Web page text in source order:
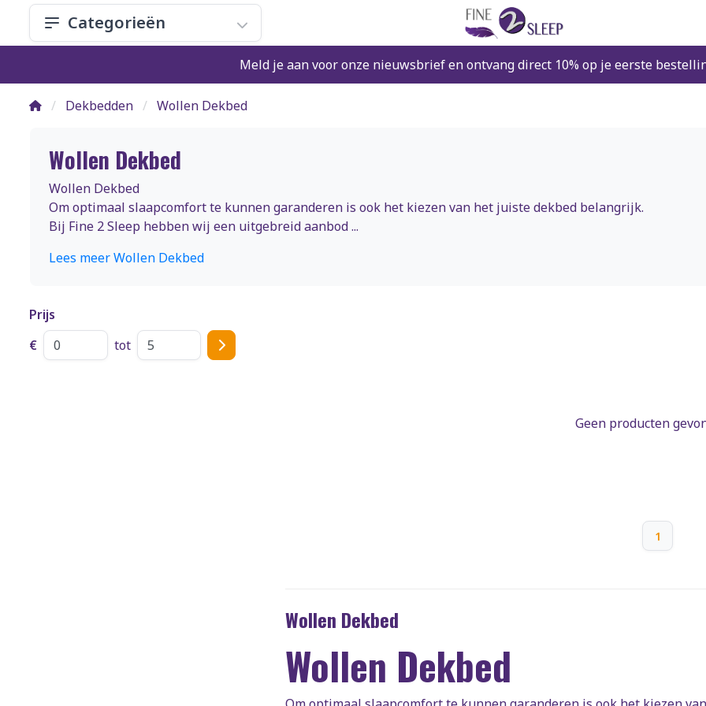
Categorieën
Meld je aan voor onze nieuwsbrief en ontvang direct 10% op je eerste
Dekbedden Wollen Dekbed
Wollen Dekbed
Wollen Dekbed
Om optimaal slaapcomfort te kunnen garanderen is ook het kiezen van het juiste dekbed belangrijk.
Bij Fine 2 Sleep hebben wij een uitgebreid aanbod ...
Lees meer Wollen Dekbed
Prijs
€
tot
Geen producten
1
Wollen Dekbed
Wollen Dekbed